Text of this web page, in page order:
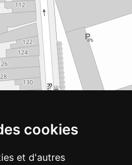
cookies
et d'autres